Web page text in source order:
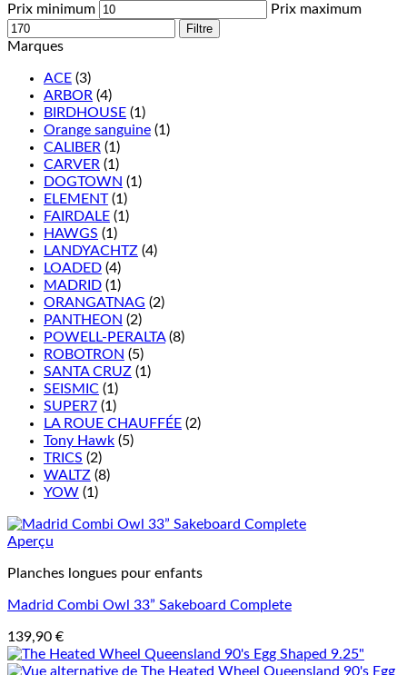
Prix minimum
Prix maximum
Filtre
Marques
ACE (3)
ARBOR (4)
BIRDHOUSE (1)
Orange sanguine (1)
CALIBER (1)
CARVER (1)
DOGTOWN (1)
ELEMENT (1)
FAIRDALE (1)
HAWGS (1)
LANDYACHTZ (4)
LOADED (4)
MADRID (1)
ORANGATNAG (2)
PANTHEON (2)
POWELL-PERALTA (8)
ROBOTRON (5)
SANTA CRUZ (1)
SEISMIC (1)
SUPER7 (1)
LA ROUE CHAUFFÉE (2)
Tony Hawk (5)
TRICS (2)
WALTZ (8)
YOW (1)
Aperçu
Planches longues pour enfants
Madrid Combi Owl 33” Sakeboard Complete
139,90 €